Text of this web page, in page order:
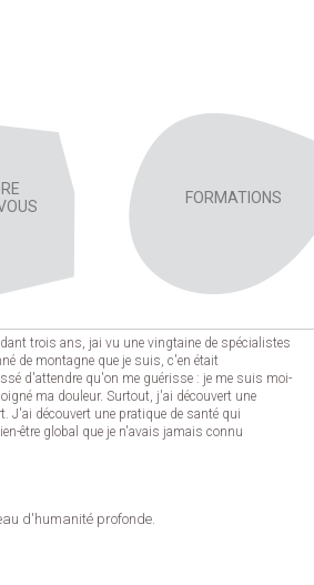
FORMATIONS
trois ans, jai vu une vingtaine de spécialistes
de montagne que je suis, c'en était
d'attendre qu'on me guérisse : je me suis moi-
ma douleur. Surtout, j'ai découvert une
J'ai découvert une pratique de santé qui
être global que je n'avais jamais connu
d'humanité profonde.